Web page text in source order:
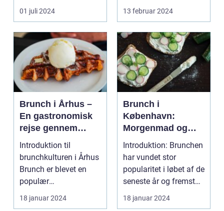
for...
01 juli 2024
festivaler som farver...
13 februar 2024
Brunch i Århus –
En gastronomisk
rejse gennem
byens bedste
morgenmadsspot
Introduktion til
brunchkulturen i Århus
Brunch er blevet en
populær
spiseoplevelse, der
kombinerer ...
18 januar 2024
Brunch i
København:
Morgenmad og
frokost i perfekt
harmoni
Introduktion: Brunchen
har vundet stor
popularitet i løbet af de
seneste år og fremstår
som en perfe...
18 januar 2024